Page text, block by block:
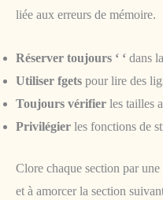
liée aux erreurs de mémoire.
Réserver toujours ‘ ‘ dans
Utiliser fgets pour lire des
Toujours vérifier les tailles
Privilégier les fonctions de
Clore chaque section par une
et à amorcer la section